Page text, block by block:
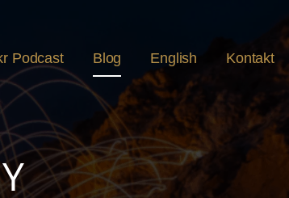
Podcast Blog English Kontakt